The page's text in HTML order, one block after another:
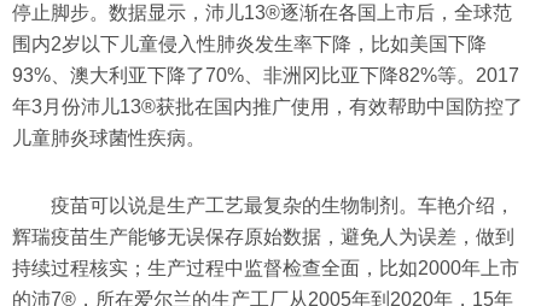
停止脚步。数据显示，沛儿13®逐渐在各国上市后，全球范
围内2岁以下儿童侵入性肺炎发生率下降，比如美国下降
93%、澳大利亚下降了70%、非洲冈比亚下降82%等。2017
年3月份沛儿13®获批在国内推广使用，有效帮助中国防控了
儿童肺炎球菌性疾病。
疫苗可以说是生产工艺最复杂的生物制剂。车艳介绍，
辉瑞疫苗生产能够无误保存原始数据，避免人为误差，做到
持续过程核实；生产过程中监督检查全面，比如2000年上市
的沛7®，所在爱尔兰的生产工厂从2005年到2020年，15年